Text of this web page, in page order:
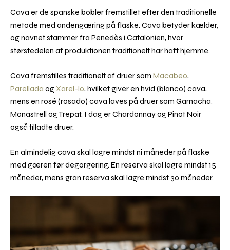
Cava er de spanske bobler fremstillet efter den traditionelle
metode med andengæring på flaske. Cava betyder kælder,
og navnet stammer fra Penedès i Catalonien, hvor
størstedelen af produktionen traditionelt har haft hjemme.
Cava fremstilles traditionelt af druer som Macabeo,
Parellada og Xarel-lo, hvilket giver en hvid (blanco) cava,
mens en rosé (rosado) cava laves på druer som Garnacha,
Monastrell og Trepat. I dag er Chardonnay og Pinot Noir
også tilladte druer.
En almindelig cava skal lagre mindst ni måneder på flaske
med gæren før degorgering. En reserva skal lagre mindst 15
måneder, mens gran reserva skal lagre mindst 30 måneder.